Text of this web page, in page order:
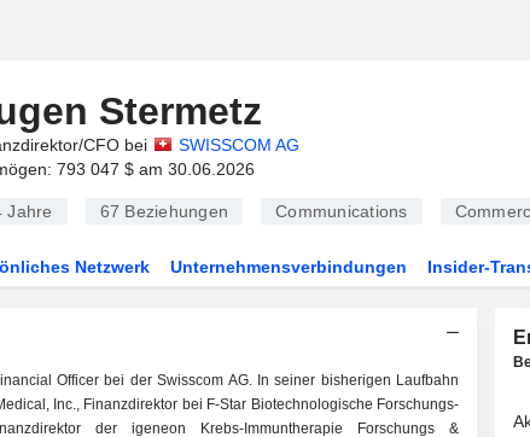
Stermetz
CFO bei
SWISSCOM AG
793 047 $ am 30.06.2026
Jahre 67 Beziehungen Communications
Netzwerk Unternehmensverbindungen Insider-
Officer bei der Swisscom AG. In seiner bisherigen Laufbahn
Inc., Finanzdirektor bei F-Star Biotechnologische Forschungs-
der igeneon Krebs-Immuntherapie Forschungs &